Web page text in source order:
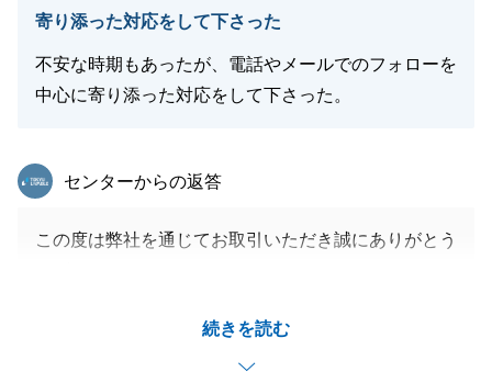
寄り添った対応をして下さった
不安な時期もあったが、電話やメールでのフォローを
中心に寄り添った対応をして下さった。
続きを読む
東急リバブル
センターからの返答
この度は弊社を通じてお取引いただき誠にありがとう
もイレギュラーなことが多かったのでご不安に思われ
たことが多かったかと思いますが